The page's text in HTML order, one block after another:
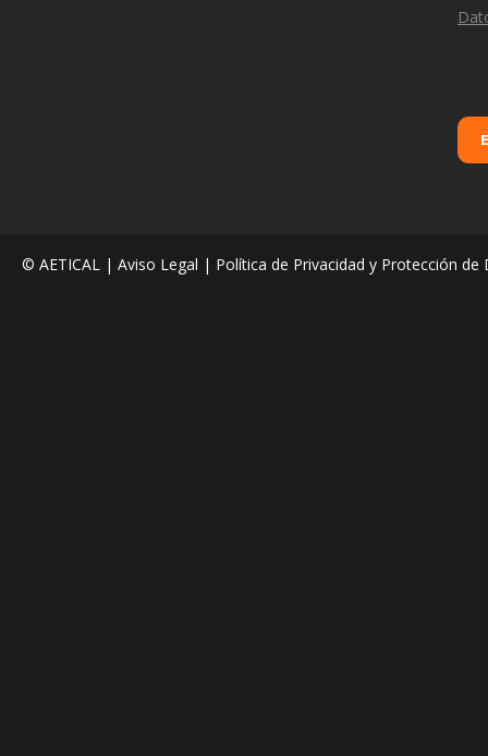
© AETICAL | Aviso Legal | Política de Privacidad y Protección de